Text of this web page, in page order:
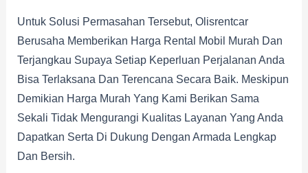
Untuk Solusi Permasahan Tersebut, Olisrentcar
Berusaha Memberikan Harga Rental Mobil Murah Dan
Terjangkau Supaya Setiap Keperluan Perjalanan Anda
Bisa Terlaksana Dan Terencana Secara Baik. Meskipun
Demikian Harga Murah Yang Kami Berikan Sama
Sekali Tidak Mengurangi Kualitas Layanan Yang Anda
Dapatkan Serta Di Dukung Dengan Armada Lengkap
Dan Bersih.